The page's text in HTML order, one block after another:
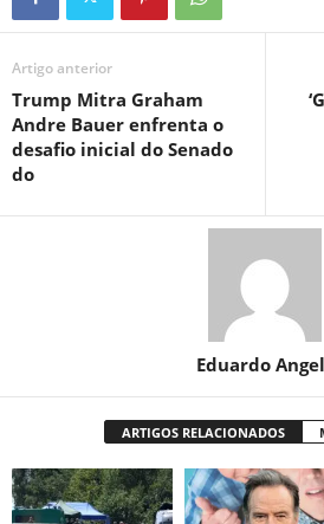
Artigo anterior
Trump Mitra Graham
Andre Bauer enfrenta o
desafio inicial do Senado
do
Eduardo
ARTIGOS RELACIONADOS